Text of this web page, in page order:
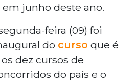
junho deste ano.
feira (09) foi
do curso que é
dez cursos de
do país e o